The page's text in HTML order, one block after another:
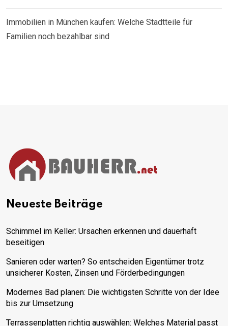
Immobilien in München kaufen: Welche Stadtteile für
Familien noch bezahlbar sind
Neueste Beiträge
Schimmel im Keller: Ursachen erkennen und dauerhaft
beseitigen
Sanieren oder warten? So entscheiden Eigentümer trotz
unsicherer Kosten, Zinsen und Förderbedingungen
Modernes Bad planen: Die wichtigsten Schritte von der Idee
bis zur Umsetzung
Terrassenplatten richtig auswählen: Welches Material passt